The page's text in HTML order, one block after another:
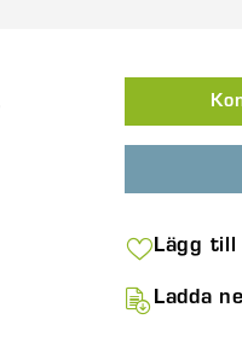
Lägg
Ladda